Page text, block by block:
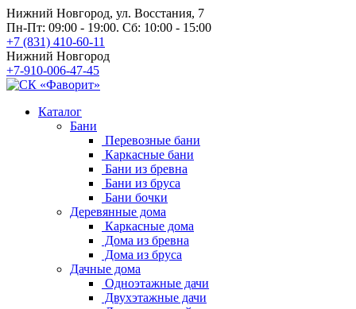
Нижний Новгород, ул. Восстания, 7
Пн-Пт: 09:00 - 19:00. Сб: 10:00 - 15:00
+7 (831) 410-60-11
Нижний Новгород
+7-910-006-47-45
Каталог
Бани
Перевозные бани
Каркасные бани
Бани из бревна
Бани из бруса
Бани бочки
Деревянные дома
Каркасные дома
Дома из бревна
Дома из бруса
Дачные дома
Одноэтажные дачи
Двухэтажные дачи